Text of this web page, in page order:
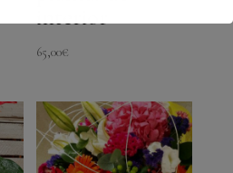
interior
65,00€